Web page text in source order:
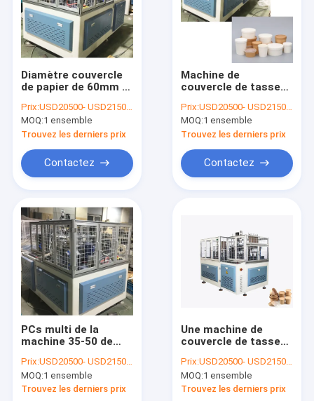
Diamètre couvercle
de papier de 60mm à
machine à faible
bruit
Prix:USD20500- USD21500 / set
MOQ:1 ensemble
Trouvez les derniers prix
Contactez
Machine de
couvercle de tasse
280-450gsm de PLC
de la CE pour le
couvercle de tasse
de papier
Prix:USD20500- USD21500 / set
MOQ:1 ensemble
Trouvez les derniers prix
Contactez
PCs multi de la
machine 35-50 de
de papier de la
fonction 8oz 12oz
16oz/minute
Prix:USD20500- USD21500 / set
MOQ:1 ensemble
Trouvez les derniers prix
Une machine de
couvercle de tasse
du temps 180-
400gsm pour le
pliage
Prix:USD20500- USD21500 / set
MOQ:1 ensemble
Trouvez les derniers prix